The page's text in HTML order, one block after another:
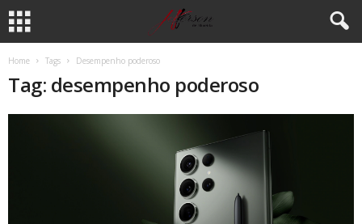
Home Tags Desempenho poderoso
Tag: desempenho poderoso